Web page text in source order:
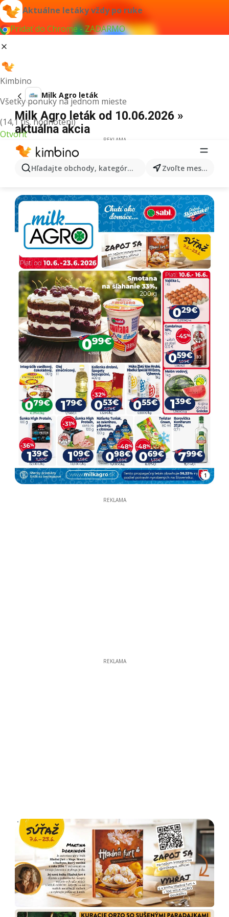
Aktuálne letáky vždy po ruke
Pridať do Chrome - ZADARMO
Kimbino
Všetky ponuky na jednom mieste
(14,1 tis. hodnotení)
Otvoriť
Hľadajte obchody, kategórie, produkty... Zvoľte mesto
Milk Agro leták
Milk Agro leták od 10.06.2026 »
aktuálna akcia
REKLAMA
1
REKLAMA
REKLAMA